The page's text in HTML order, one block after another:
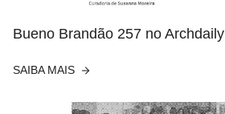
Bueno Brandão 257 no Archdaily
SAIBA MAIS